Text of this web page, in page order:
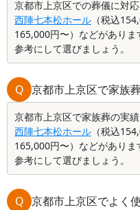
京都市上京区での葬儀に対
西陣七本松ホール （税込
165,000円〜）などがあり
参考にして選びましょう。
Q 京都市上京区で家族
京都市上京区で家族葬の実
西陣七本松ホール （税込
165,000円〜）などがあり
参考にして選びましょう。
Q 京都市上京区でよく